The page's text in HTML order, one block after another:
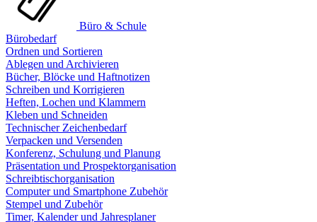
Büro & Schule
Bürobedarf
Ordnen und Sortieren
Ablegen und Archivieren
Bücher, Blöcke und Haftnotizen
Schreiben und Korrigieren
Heften, Lochen und Klammern
Kleben und Schneiden
Technischer Zeichenbedarf
Verpacken und Versenden
Konferenz, Schulung und Planung
Präsentation und Prospektorganisation
Schreibtischorganisation
Computer und Smartphone Zubehör
Stempel und Zubehör
Timer, Kalender und Jahresplaner